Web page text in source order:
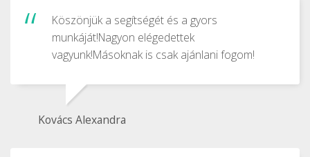
Köszönjük a segítségét és a gyors
munkáját!Nagyon elégedettek
vagyunk!Másoknak is csak ajánlani fogom!
Kovács Alexandra